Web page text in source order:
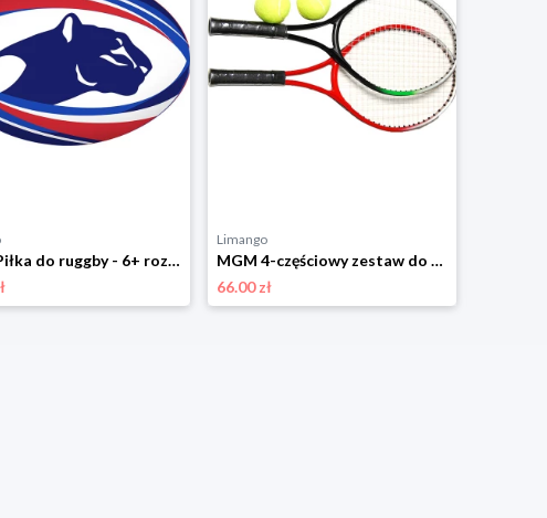
MGM Piłka do ruggby - 6+ rozmiar: onesize
Limango
MGM 4-częściowy zestaw do tenisa - 3+ (produkt niespodzianka) rozmiar: onesize
66.00 zł